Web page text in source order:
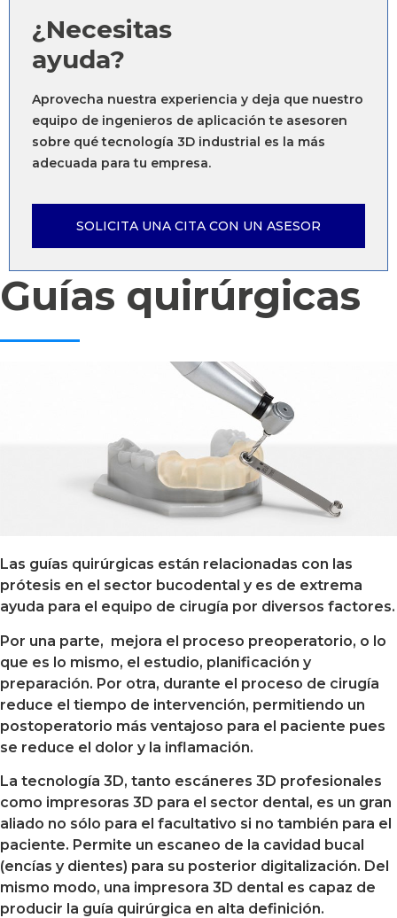
¿Necesitas
ayuda?
Aprovecha nuestra experiencia y deja que nuestro
equipo de ingenieros de aplicación te asesoren
sobre qué tecnología 3D industrial es la más
adecuada para tu empresa.
SOLICITA UNA CITA CON UN ASESOR
Guías quirúrgicas
Las guías quirúrgicas están relacionadas con las
prótesis en el sector bucodental y es de extrema
ayuda para el equipo de cirugía por diversos factores.
Por una parte, mejora el proceso preoperatorio, o lo
que es lo mismo, el estudio, planificación y
preparación. Por otra, durante el proceso de cirugía
reduce el tiempo de intervención, permitiendo un
postoperatorio más ventajoso para el paciente pues
se reduce el dolor y la inflamación.
La tecnología 3D, tanto escáneres 3D profesionales
como impresoras 3D para el sector dental, es un gran
aliado no sólo para el facultativo si no también para el
paciente. Permite un escaneo de la cavidad bucal
(encías y dientes) para su posterior digitalización. Del
mismo modo, una impresora 3D dental es capaz de
producir la guía quirúrgica en alta definición.